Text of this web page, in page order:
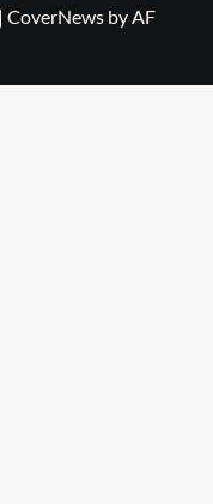
| CoverNews by AF